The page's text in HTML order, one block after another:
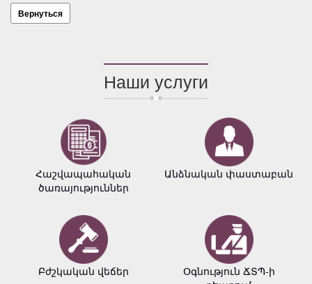
Вернуться
Наши услуги
Հաշվապահական
ծառայություններ
Բժշկական վեճեր
Անձնական փաստաբան
Օգնություն ՃՏՊ-ի